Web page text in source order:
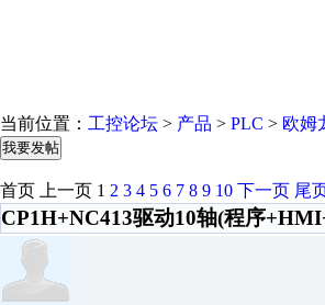
当前位置： 工控论坛 > 产品 > PLC > 欧姆
我要发帖
首页 上一页 1 2 3 4 5 6 7 8 9 10 下一页 尾
CP1H+NC413驱动10轴(程序